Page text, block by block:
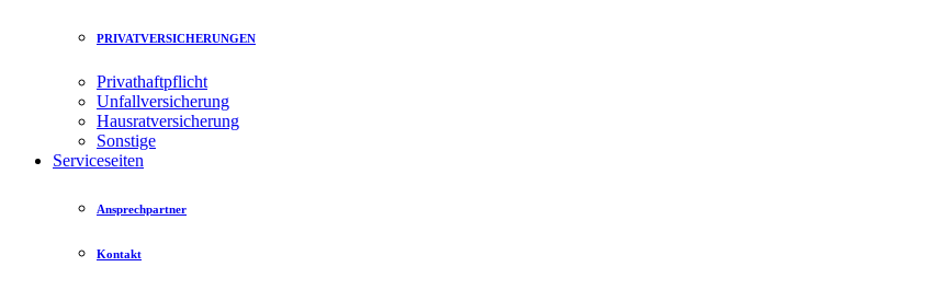
PRIVATVERSICHERUNGEN
Privathaftpflicht
Unfallversicherung
Hausratversicherung
Sonstige
Serviceseiten
Ansprechpartner
Kontakt